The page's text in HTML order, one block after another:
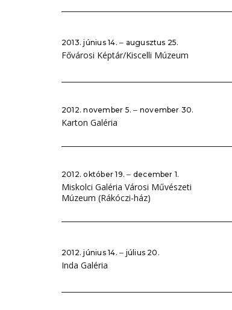
2013. június 14. ‒ augusztus 25.
Fővárosi Képtár/Kiscelli Múzeum
2012. november 5. ‒ november 30.
Karton Galéria
2012. október 19. ‒ december 1.
Miskolci Galéria Városi Művészeti
Múzeum (Rákóczi-ház)
2012. június 14. ‒ július 20.
Inda Galéria